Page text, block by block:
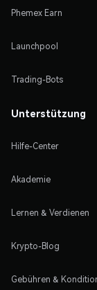
Phemex Earn
Launchpool
Trading-Bots
Unterstützung
Hilfe-Center
Akademie
Lernen & Verdienen
Krypto-Blog
Gebühren &